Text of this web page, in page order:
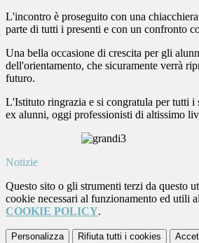
L'incontro è proseguito con una
parte di tutti i presenti e con un confronto
Una bella occasione di crescita per gli
dell'orientamento, che sicuramente verrà
futuro.
L'Istituto ringrazia e si congratula per tutti i
ex alunni, oggi professionisti di altissimo
Notizie
Questo sito o gli strumenti terzi da questo
cookie necessari al funzionamento ed utili
COOKIE POLICY.
Personalizza Rifiuta tutti i cookies